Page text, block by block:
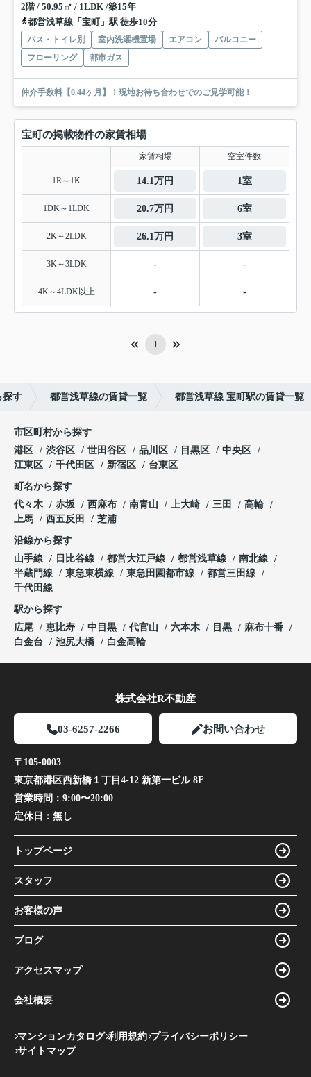
2階 / 50.95㎡ / 1LDK /築15年
都営浅草線「宝町」駅 徒歩10分
バス・トイレ別 室内洗濯機置場 エアコン
バルコニー
フローリング
都市ガス
仲介手数料【0.44ヶ月】！現地お待ち合わせでのご見学可能！
宝町の掲載物件の家賃相場
家賃相場 空室件数
1R～1K 14.1万円 1室
1DK～1LDK 20.7万円 6室
2K～2LDK 26.1万円 3室
3K～3LDK - -
4K～4LDK以上 - -
1
探す 都営浅草線の賃貸一覧 都営浅草線 宝町駅の賃貸一覧
市区町村から探す
港区
渋谷区 世田谷区 品川区 目黒区
中央区
江東区
千代田区 新宿区 台東区
町名から探す
代々木
赤坂 西麻布 南青山 上大崎 三田
高輪
上馬
西五反田 芝浦
沿線から探す
山手線
日比谷線 都営大江戸線 都営浅草線
南北線
半蔵門線
東急東横線 東急田園都市線
都営三田線
千代田線
駅から探す
広尾
恵比寿 中目黒 代官山 六本木 目黒
麻布十番
白金台
池尻大橋 白金高輪
株式会社R不動産
03-6257-2266 お問い合わせ
〒105-0003
東京都港区西新橋１丁目4-12 新第一ビル 8F
営業時間： 9:00〜20:00
定休日： 無し
トップページ
スタッフ
お客様の声
ブログ
アクセスマップ
会社概要
マンションカタログ 利用規約 プライバシーポリシー
サイトマップ